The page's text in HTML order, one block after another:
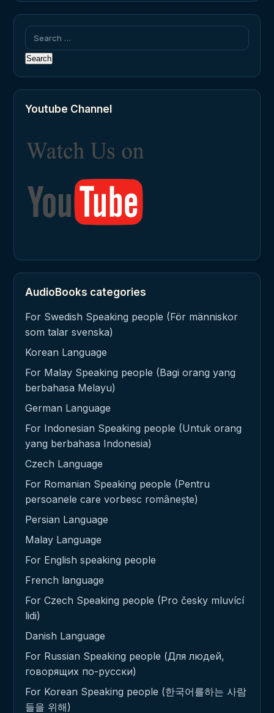
Search
for:
Youtube Channel
AudioBooks categories
For Swedish Speaking people (För människor
som talar svenska)
Korean Language
For Malay Speaking people (Bagi orang yang
berbahasa Melayu)
German Language
For Indonesian Speaking people (Untuk orang
yang berbahasa Indonesia)
Czech Language
For Romanian Speaking people (Pentru
persoanele care vorbesc românește)
Persian Language
Malay Language
For English speaking people
French language
For Czech Speaking people (Pro česky mluvící
lidi)
Danish Language
For Russian Speaking people (Для людей,
говорящих по-русски)
For Korean Speaking people (한국어를하는 사람
들을 위해)